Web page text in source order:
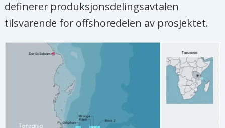
definerer produksjonsdelingsavtalen
tilsvarende for offshoredelen av prosjektet.